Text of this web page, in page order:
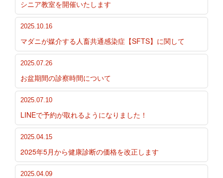
シニア教室を開催いたします
2025.10.16
マダニが媒介する人畜共通感染症【SFTS】に関して
2025.07.26
お盆期間の診察時間について
2025.07.10
LINEで予約が取れるようになりました！
2025.04.15
2025年5月から健康診断の価格を改正します
2025.04.09